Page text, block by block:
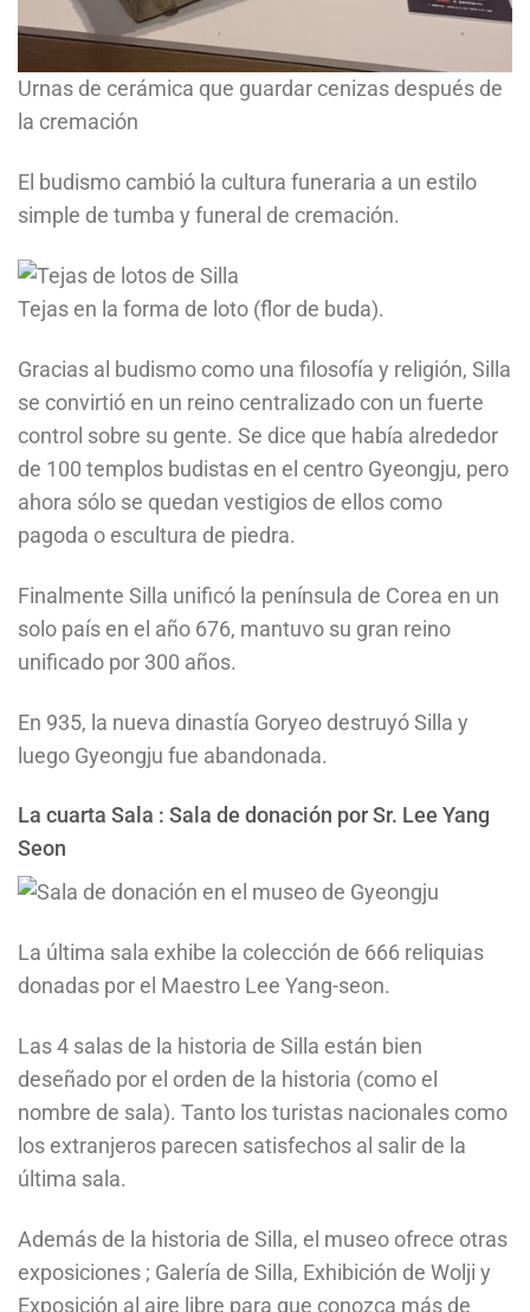
Urnas de cerámica que guardar cenizas después de
la cremación
El budismo cambió la cultura funeraria a un estilo
simple de tumba y funeral de cremación.
Tejas en la forma de loto (flor de buda).
Gracias al budismo como una filosofía y religión, Silla
se convirtió en un reino centralizado con un fuerte
control sobre su gente. Se dice que había alrededor
de 100 templos budistas en el centro Gyeongju, pero
ahora sólo se quedan vestigios de ellos como
pagoda o escultura de piedra.
Finalmente Silla unificó la península de Corea en un
solo país en el año 676, mantuvo su gran reino
unificado por 300 años.
En 935, la nueva dinastía Goryeo destruyó Silla y
luego Gyeongju fue abandonada.
La cuarta Sala : Sala de donación por Sr. Lee Yang
Seon
La última sala exhibe la colección de 666 reliquias
donadas por el Maestro Lee Yang-seon.
Las 4 salas de la historia de Silla están bien
deseñado por el orden de la historia (como el
nombre de sala). Tanto los turistas nacionales como
los extranjeros parecen satisfechos al salir de la
última sala.
Además de la historia de Silla, el museo ofrece otras
exposiciones ; Galería de Silla, Exhibición de Wolji y
Exposición al aire libre para que conozca más de